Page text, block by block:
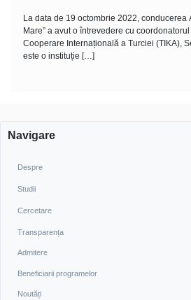
La data de 19 octombrie 2022, conducerea
Mare” a avut o întrevedere cu
Cooperare Internațională a Turciei (TIKA),
este o instituție […]
Navigare
Despre
Studii
Cercetare
Transparența
Admitere
Beneficiarii programelor
Noutăți